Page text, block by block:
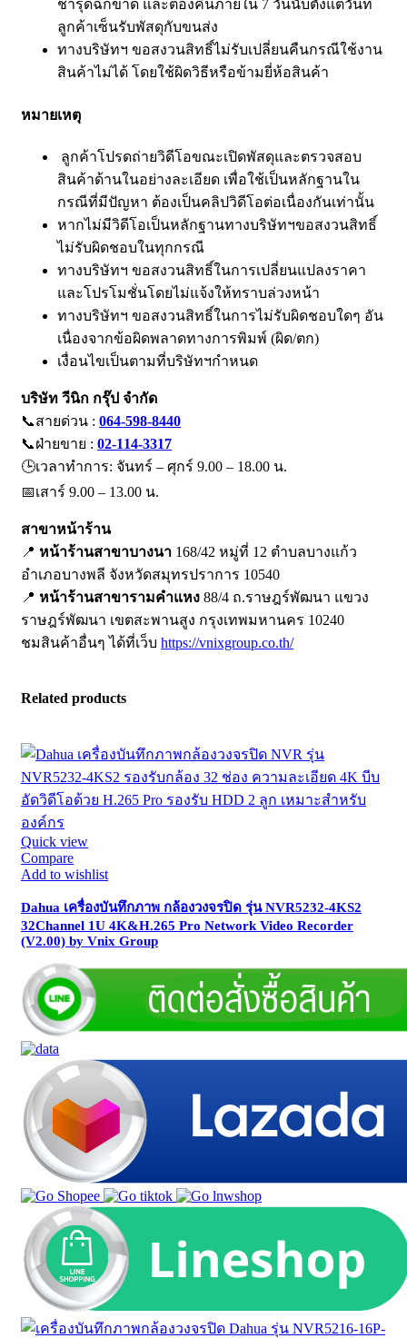
ชำรุดฉีกขาด และต้องคืนภายใน 7 วันนับตั้งแต่วันที่
ลูกค้าเซ็นรับพัสดุกับขนส่ง
ทางบริษัทฯ ขอสงวนสิทธิ์ไม่รับเปลี่ยนคืนกรณีใช้งาน
สินค้าไม่ได้ โดยใช้ผิดวิธีหรือข้ามยี่ห้อสินค้า
หมายเหตุ
ลูกค้าโปรดถ่ายวิดีโอขณะเปิดพัสดุและตรวจสอบ
สินค้าด้านในอย่างละเอียด เพื่อใช้เป็นหลักฐานใน
กรณีที่มีปัญหา ต้องเป็นคลิปวิดีโอต่อเนื่องกันเท่านั้น
หากไม่มีวิดีโอเป็นหลักฐานทางบริษัทฯขอสงวนสิทธิ์
ไม่รับผิดชอบในทุกกรณี
ทางบริษัทฯ ขอสงวนสิทธิ์ในการเปลี่ยนแปลงราคา
และโปรโมชั่นโดยไม่แจ้งให้ทราบล่วงหน้า
ทางบริษัทฯ ขอสงวนสิทธิ์ในการไม่รับผิดชอบใดๆ อัน
เนื่องจากข้อผิดพลาดทางการพิมพ์ (ผิด/ตก)
เงื่อนไขเป็นตามที่บริษัทฯกำหนด
บริษัท วีนิก กรุ๊ป จำกัด
📞สายด่วน : 064-598-8440
📞ฝ่ายขาย : 02-114-3317
🕒เวลาทำการ: จันทร์ – ศุกร์ 9.00 – 18.00 น.
📅เสาร์ 9.00 – 13.00 น.
สาขาหน้าร้าน
📍 หน้าร้านสาขาบางนา 168/42 หมู่ที่ 12 ตำบลบางแก้ว
อำเภอบางพลี จังหวัดสมุทรปราการ 10540
📍 หน้าร้านสาขารามคำแหง 88/4 ถ.ราษฎร์พัฒนา แขวง
ราษฎร์พัฒนา เขตสะพานสูง กรุงเทพมหานคร 10240
ชมสินค้าอื่นๆ ได้ที่เว็บ https://vnixgroup.co.th/
Related products
Quick view
Compare
Add to wishlist
Dahua เครื่องบันทึกภาพ กล้องวงจรปิด รุ่น NVR5232-4KS2
32Channel 1U 4K&H.265 Pro Network Video Recorder
(V2.00) by Vnix Group